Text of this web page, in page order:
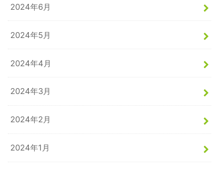
2024年6月
2024年5月
2024年4月
2024年3月
2024年2月
2024年1月